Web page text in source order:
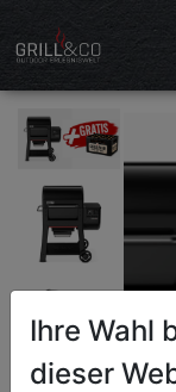
Ihre Wahl
dieser